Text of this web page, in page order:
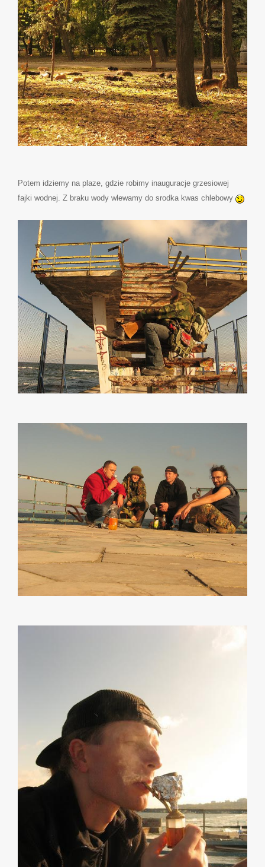
Potem idziemy na plaze, gdzie robimy inauguracje grzesiowej
fajki wodnej. Z braku wody wlewamy do srodka kwas chlebowy